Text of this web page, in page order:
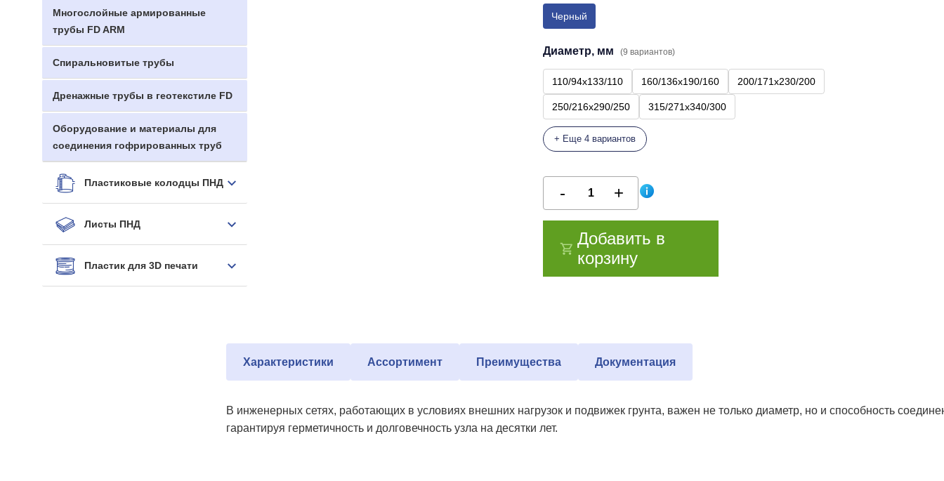
Многослойные армированные
трубы FD ARM
Спиральновитые трубы
Дренажные трубы в геотекстиле FD
Оборудование и материалы для
соединения гофрированных труб
Пластиковые колодцы ПНД
Листы ПНД
Пластик для 3D печати
Черный
Диаметр, мм (9 вариантов)
110/94х133/110 160/136х190/160 200/171х230/200
250/216х290/250 315/271х340/300
+ Еще 4 вариантов
Добавить в
корзину
Характеристики Ассортимент Преимущества Документация
В инженерных сетях, работающих в условиях внешних нагрузок и подвижек грунта, важен не только диаметр, но и способность
гарантируя герметичность и долговечность узла на десятки лет.